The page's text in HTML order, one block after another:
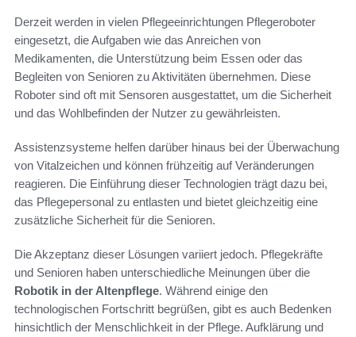
Derzeit werden in vielen Pflegeeinrichtungen Pflegeroboter
eingesetzt, die Aufgaben wie das Anreichen von
Medikamenten, die Unterstützung beim Essen oder das
Begleiten von Senioren zu Aktivitäten übernehmen. Diese
Roboter sind oft mit Sensoren ausgestattet, um die Sicherheit
und das Wohlbefinden der Nutzer zu gewährleisten.
Assistenzsysteme helfen darüber hinaus bei der Überwachung
von Vitalzeichen und können frühzeitig auf Veränderungen
reagieren. Die Einführung dieser Technologien trägt dazu bei,
das Pflegepersonal zu entlasten und bietet gleichzeitig eine
zusätzliche Sicherheit für die Senioren.
Die Akzeptanz dieser Lösungen variiert jedoch. Pflegekräfte
und Senioren haben unterschiedliche Meinungen über die
Robotik in der Altenpflege. Während einige den
technologischen Fortschritt begrüßen, gibt es auch Bedenken
hinsichtlich der Menschlichkeit in der Pflege. Aufklärung und